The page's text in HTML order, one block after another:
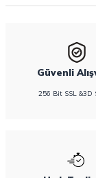
Güvenli
256 Bit SSL &3D